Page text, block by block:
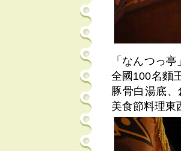
「なんつっ
全國100名麵
豚骨白湯底
美食節料理東